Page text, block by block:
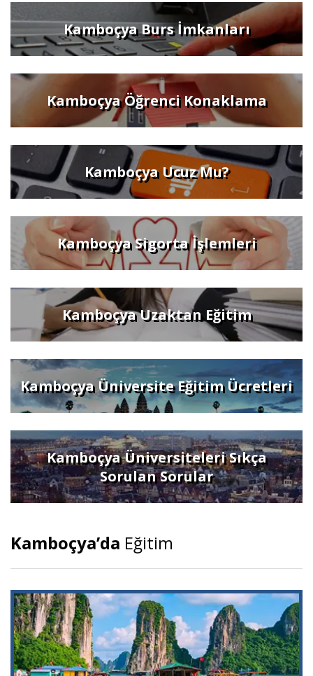
Kamboçya Burs İmkanları
Kamboçya Öğrenci Konaklama
Kamboçya Ucuz Mu?
Kamboçya Sigorta İşlemleri
Kamboçya Uzaktan Eğitim
Kamboçya Üniversite Eğitim Ücretleri
Kamboçya Üniversiteleri Sıkça
Sorulan Sorular
Kamboçya’da Eğitim